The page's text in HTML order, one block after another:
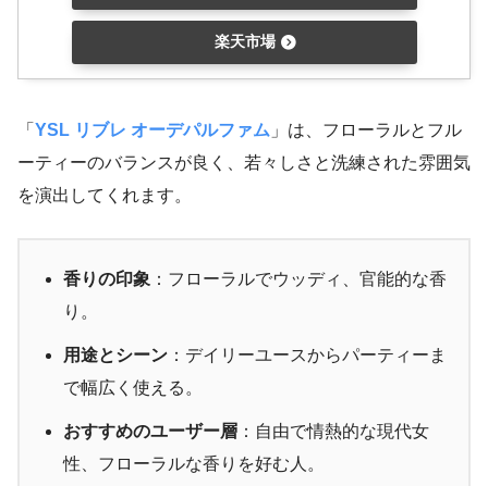
楽天市場
「 YSL リブレ オーデパルファム 」は、フローラルとフル
ーティーのバランスが良く、若々しさと洗練された雰囲気
を演出してくれます。
香りの印象 ：フローラルでウッディ、官能的な香
り。
用途とシーン ：デイリーユースからパーティーま
で幅広く使える。
おすすめのユーザー層 ：自由で情熱的な現代女
性、フローラルな香りを好む人。